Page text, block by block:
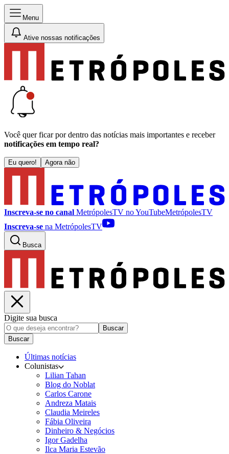
Menu
Ative nossas notificações
Você quer ficar por dentro das notícias mais importantes e receber
notificações em tempo real?
Eu quero! Agora não
Inscreva-se no canal MetrópolesTV noYouTubeMetrópolesTV
Inscreva-se na MetrópolesTV
Busca
Digite sua busca
Buscar
Buscar
Últimas notícias
Colunistas
Lilian Tahan
Blog do Noblat
Carlos Carone
Andreza Matais
Claudia Meireles
Fábia Oliveira
Dinheiro & Negócios
Igor Gadelha
Ilca Maria Estevão